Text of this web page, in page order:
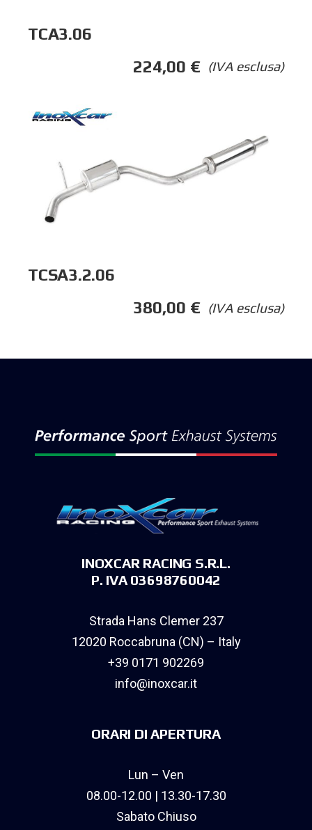
TCA3.06
(IVA esclusa)
224,00 €
TCSA3.2.06
(IVA esclusa)
380,00 €
INOXCAR RACING S.R.L.
P. IVA 03698760042
Strada Hans Clemer 237
12020 Roccabruna (CN) – Italy
+39 0171 902269
info@inoxcar.it
ORARI DI APERTURA
Lun – Ven
08.00-12.00 | 13.30-17.30
Sabato Chiuso